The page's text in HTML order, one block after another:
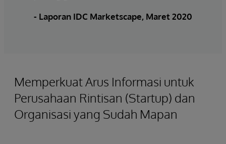
- Laporan IDC Marketscape, Maret 2020
Memperkuat Arus Informasi untuk
Perusahaan Rintisan (Startup) dan
Organisasi yang Sudah Mapan